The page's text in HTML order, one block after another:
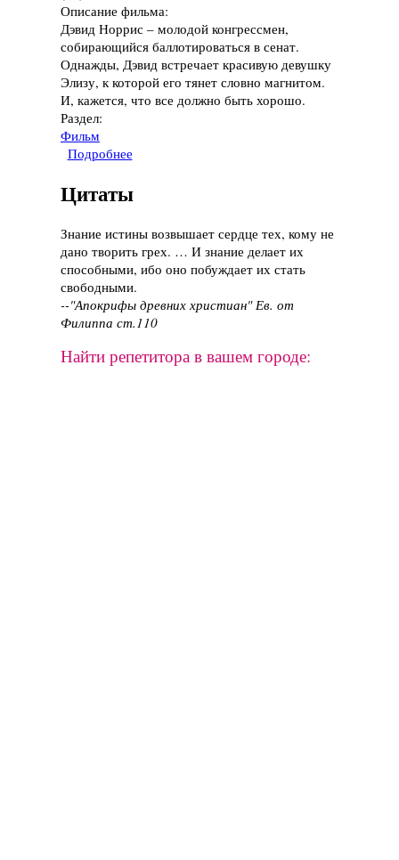
Описание фильма:
Дэвид Норрис – молодой конгрессмен,
собирающийся баллотироваться в сенат.
Однажды, Дэвид встречает красивую девушку
Элизу, к которой его тянет словно магнитом.
И, кажется, что все должно быть хорошо.
Раздел:
Фильм
Подробнее
Цитаты
Знание истины возвышает сердце тех, кому не
дано творить грех. … И знание делает их
способными, ибо оно побуждает их стать
свободными.
--"Апокрифы древних христиан" Ев. от
Филиппа ст.110
Найти репетитора в вашем городе: